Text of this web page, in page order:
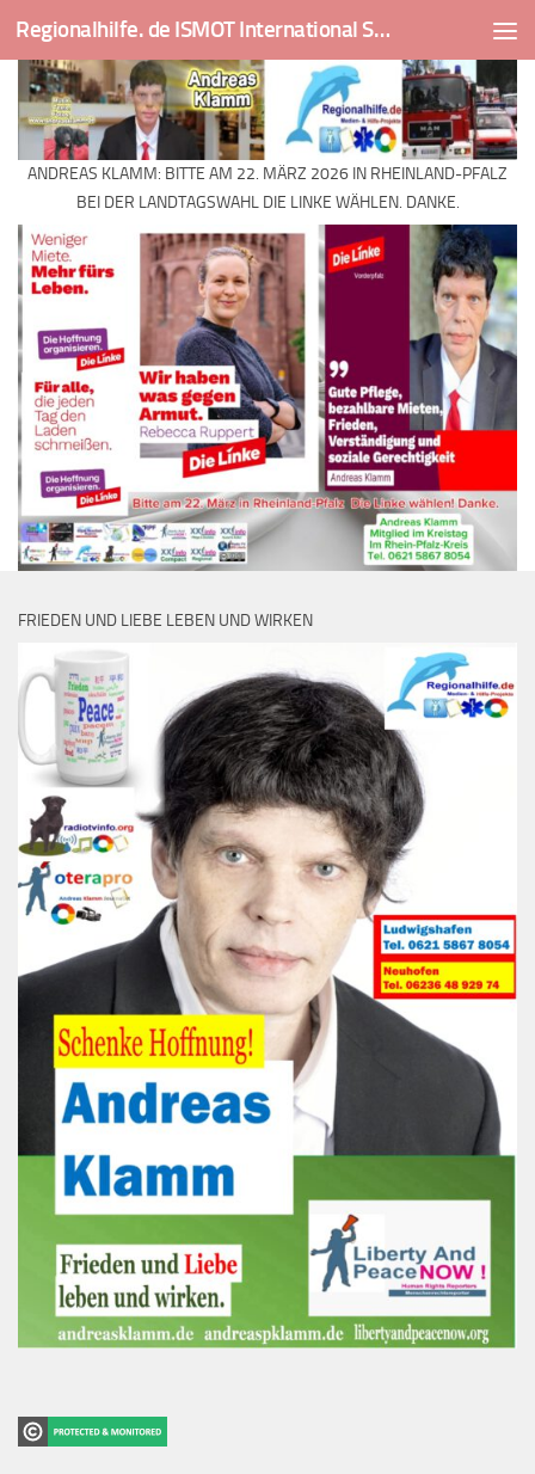
Skip to content Regionalhilfe. de ISMOT International Social And Medical Outreach Team
ANDREAS KLAMM: BITTE AM 22. MÄRZ 2026 IN RHEINLAND-PFALZ
BEI DER LANDTAGSWAHL DIE LINKE WÄHLEN. DANKE.
FRIEDEN UND LIEBE LEBEN UND WIRKEN